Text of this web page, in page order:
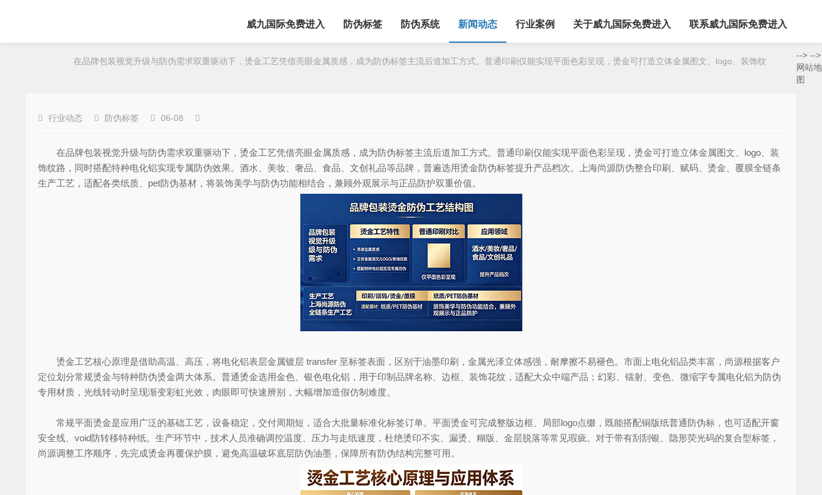
威九国际免费进入 防伪标签 防伪系统 新闻动态 行业案例 关于威九国际免费进入 联系威九国际免费进入
在品牌包装视觉升级与防伪需求双重驱动下，烫金工艺凭借亮眼金属质感，成为防伪标签主流后道加工方式。普通印刷仅能实现平面色彩呈现，烫金可打造立体金属图文、logo、装饰纹
行业动态 防伪标签 06-08
在品牌包装视觉升级与防伪需求双重驱动下，烫金工艺凭借亮眼金属质感，成为防伪标签主流后道加工方式。普通印刷仅能实现平面色彩呈现，烫金可打造立体金属图文、logo、装
饰纹路，同时搭配特种电化铝实现专属防伪效果。酒水、美妆、奢品、食品、文创礼品等品牌，普遍选用烫金防伪标签提升产品档次。上海尚源防伪整合印刷、赋码、烫金、覆膜全链条
生产工艺，适配各类纸质、pet防伪基材，将装饰美学与防伪功能相结合，兼顾外观展示与正品防护双重价值。
烫金工艺核心原理是借助高温、高压，将电化铝表层金属镀层 transfer 至标签表面，区别于油墨印刷，金属光泽立体感强，耐摩擦不易褪色。市面上电化铝品类丰富，尚源根据客户
定位划分常规烫金与特种防伪烫金两大体系。普通烫金选用金色、银色电化铝，用于印制品牌名称、边框、装饰花纹，适配大众中端产品；幻彩、镭射、变色、微缩字专属电化铝为防伪
专用材质，光线转动时呈现渐变彩虹光效，肉眼即可快速辨别，大幅增加造假仿制难度。
常规平面烫金是应用广泛的基础工艺，设备稳定，交付周期短，适合大批量标准化标签订单。平面烫金可完成整版边框、局部logo点缀，既能搭配铜版纸普通防伪标，也可适配开窗
安全线、void防转移特种纸。生产环节中，技术人员准确调控温度、压力与走纸速度，杜绝烫印不实、漏烫、糊版、金层脱落等常见瑕疵。对于带有刮刮银、隐形荧光码的复合型标签，
尚源调整工序顺序，先完成烫金再覆保护膜，避免高温破坏底层防伪油墨，保障所有防伪结构完整可用。
--> -->
网站地
图